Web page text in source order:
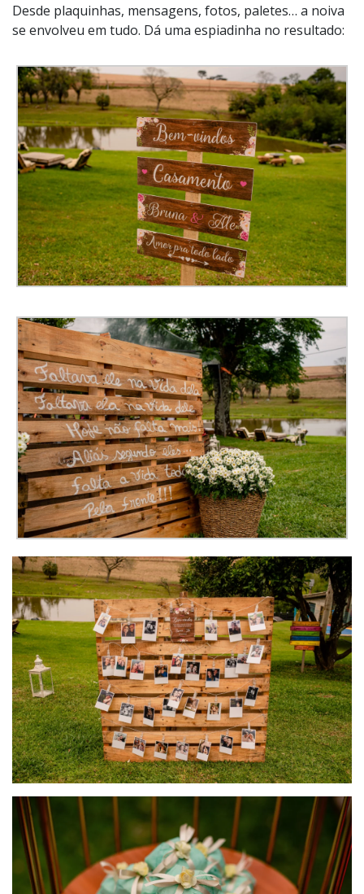
Desde plaquinhas, mensagens, fotos, paletes… a noiva
se envolveu em tudo. Dá uma espiadinha no resultado: